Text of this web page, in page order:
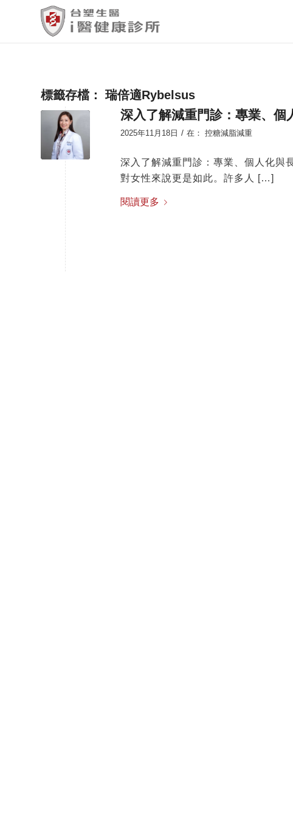
標籤存檔：瑞倍適Rybelsus
深入了解減重門診：專業、個
2025年11月18日 / 在： 控糖減脂減重
深入了解減重門診：專業、個人化與
對女性來說更是如此。許多人 […]
閱讀更多